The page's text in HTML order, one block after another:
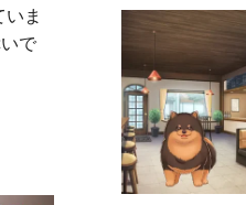
ま
で